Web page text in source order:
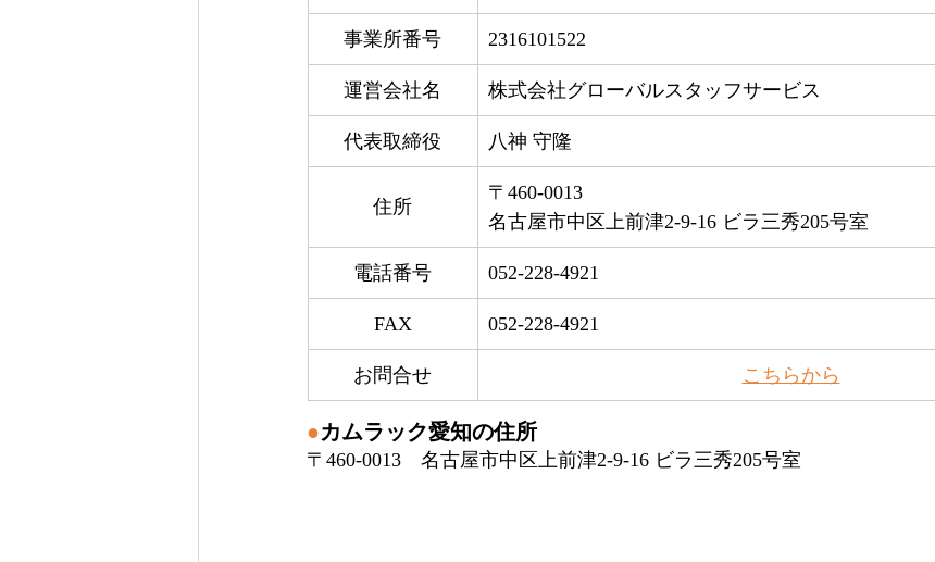
事業所番号 2316101522
運営会社名 株式会社グローバルスタッフサービス
代表取締役 八神 守隆
住所
〒460-0013
名古屋市中区上前津2-9-16 ビラ三秀205号室
電話番号 052-228-4921
FAX 052-228-4921
お問合せ ​こちらから
●カムラック愛知の住所
〒460-0013　名古屋市中区上前津2-9-16 ビラ三秀205号室